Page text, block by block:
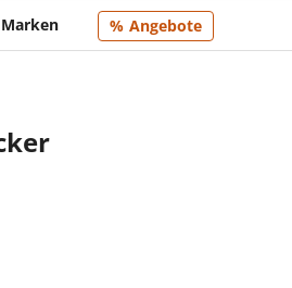
Marken Angebote